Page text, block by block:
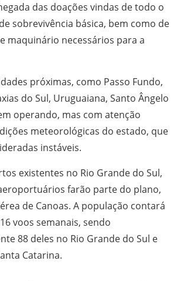
das doações vindas de todo o
sobrevivência básica, bem como de
maquinário necessários para a
próximas, como Passo Fundo,
do Sul, Uruguaiana, Santo Ângelo
operando, mas com atenção
meteorológicas do estado, que
instáveis.
existentes no Rio Grande do Sul,
farão parte do plano,
de Canoas. A população contará
voos semanais, sendo
88 deles no Rio Grande do Sul e
Catarina.